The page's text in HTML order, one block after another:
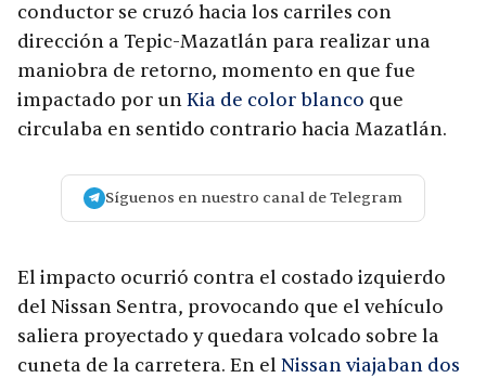
conductor se cruzó hacia los carriles con
dirección a Tepic-Mazatlán para realizar una
maniobra de retorno, momento en que fue
impactado por unKia de color blanco que
circulaba en sentido contrario hacia Mazatlán.
Síguenos en nuestro canal de Telegram
El impacto ocurrió contra el costado izquierdo
del Nissan Sentra, provocando que el vehículo
saliera proyectado y quedara volcado sobre la
cuneta de la carretera. En el Nissan viajaban dos